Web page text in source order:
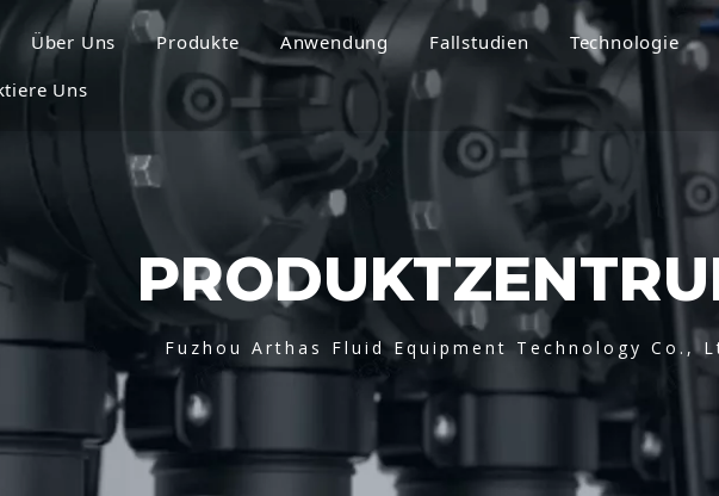
Über Uns Produkte Anwendung Fallstudien Technologie
Uns
Fuzhou Arthas Fluid Equipment Technology Co.,